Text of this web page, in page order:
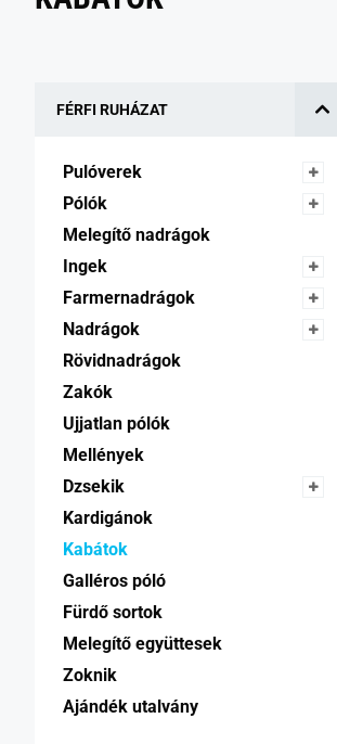
FÉRFI RUHÁZAT
Pulóverek
Pólók
Melegítő nadrágok
Ingek
Farmernadrágok
Nadrágok
Rövidnadrágok
Zakók
Ujjatlan pólók
Mellények
Dzsekik
Kardigánok
Kabátok
Galléros póló
Fürdő sortok
Melegítő együttesek
Zoknik
Ajándék utalvány